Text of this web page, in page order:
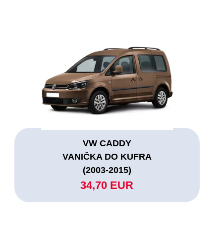
VW CADDY
VANIČKA DO KUFRA
(2003-2015)
34,70 EUR